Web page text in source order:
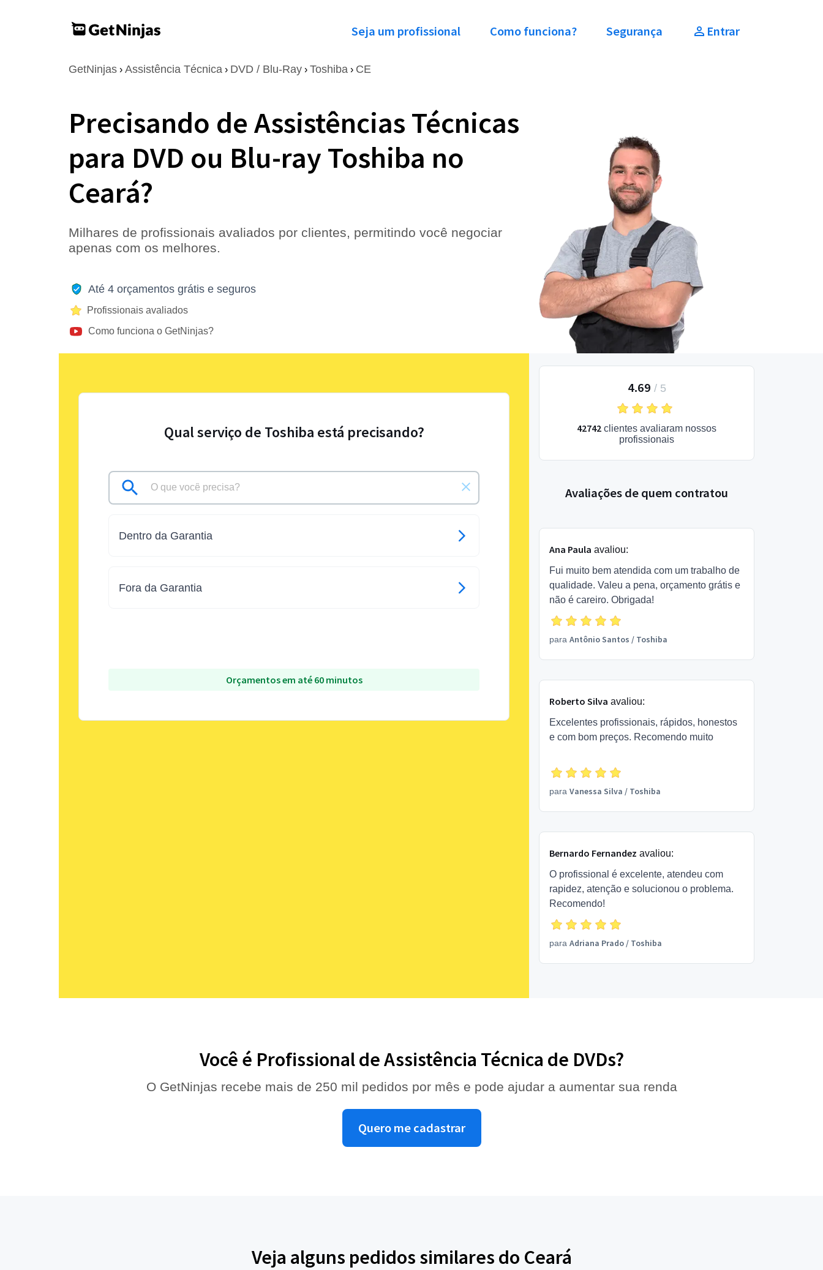
Seja um profissional Como funciona? Segurança Entrar
GetNinjas › Assistência Técnica › DVD / Blu-Ray › Toshiba › CE
Precisando de Assistências Técnicas
para DVD ou Blu-ray Toshiba no
Ceará?
Milhares de profissionais avaliados por clientes, permitindo você negociar
apenas com os melhores.
Até 4 orçamentos grátis e seguros
Profissionais avaliados
Como funciona o GetNinjas?
Qual serviço de Toshiba está precisando?
Dentro da Garantia
Fora da Garantia
Orçamentos em até 60 minutos
4.69 / 5
42742 clientes avaliaram nossos
profissionais
Avaliações de quem contratou
Ana Paula avaliou:
Fui muito bem atendida com um trabalho de
qualidade. Valeu a pena, orçamento grátis e
não é careiro. Obrigada!
para Antônio Santos / Toshiba
Roberto Silva avaliou:
Excelentes profissionais, rápidos, honestos
e com bom preços. Recomendo muito
para Vanessa Silva / Toshiba
Bernardo Fernandez avaliou:
O profissional é excelente, atendeu com
rapidez, atenção e solucionou o problema.
Recomendo!
para Adriana Prado/ Toshiba
Você é Profissional de Assistência Técnica de DVDs?
O GetNinjas recebe mais de 250 mil pedidos por mês e pode ajudar a aumentar sua renda
Quero me cadastrar
Veja alguns pedidos similares do Ceará